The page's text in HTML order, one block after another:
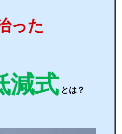
った
減式 とは？